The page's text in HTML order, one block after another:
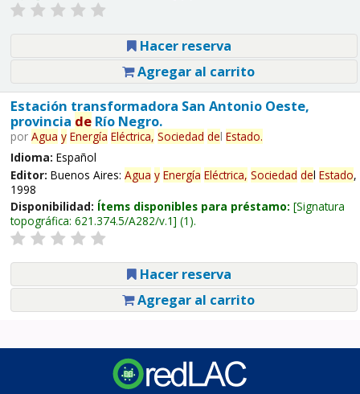
Hacer reserva
Agregar al carrito
Estación transformadora San Antonio Oeste,
provincia deRío Negro.
por Agua y Energía Eléctrica, Sociedad del Estado.
Idioma: Español
Editor: Buenos Aires: Agua y Energía Eléctrica, Sociedad del Estado,
1998
Disponibilidad: Ítems disponibles para préstamo: Signatura
topográfica: 621.374.5/A282/v.1 (1).
Hacer reserva
Agregar al carrito